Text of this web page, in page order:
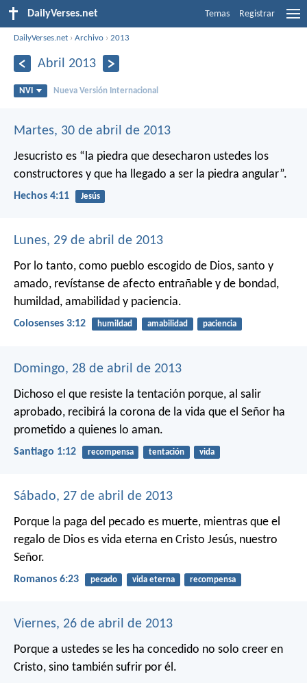
DailyVerses.net Temas Registrar
DailyVerses.net ›Archivo ›2013
Abril 2013
NVI Nueva Versión Internacional
Martes, 30 de abril de 2013
Jesucristo es “la piedra que desecharon ustedes los
constructores y que ha llegado a ser la piedra angular”.
Hechos 4:11 Jesús
Lunes, 29 de abril de 2013
Por lo tanto, como pueblo escogido de Dios, santo y
amado, revístanse de afecto entrañable y de bondad,
humildad, amabilidad y paciencia.
Colosenses 3:12 humildad amabilidad paciencia
Domingo, 28 de abril de 2013
Dichoso el que resiste la tentación porque, al salir
aprobado, recibirá la corona de la vida que el Señor ha
prometido a quienes lo aman.
Santiago 1:12 recompensa tentación vida
Sábado, 27 de abril de 2013
Porque la paga del pecado es muerte, mientras que el
regalo de Dios es vida eterna en Cristo Jesús, nuestro
Señor.
Romanos 6:23 pecado vida eterna recompensa
Viernes, 26 de abril de 2013
Porque a ustedes se les ha concedido no solo creer en
Cristo, sino también sufrir por él.